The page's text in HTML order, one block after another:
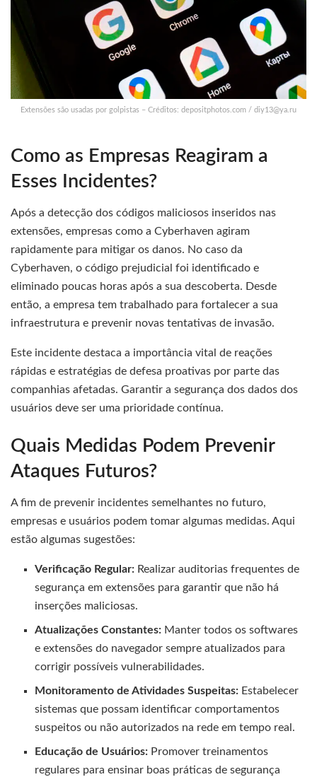
Extensões são usadas por golpistas – Créditos: depositphotos.com / diy13@ya.ru
Como as Empresas Reagiram a
Esses Incidentes?
Após a detecção dos códigos maliciosos inseridos nas
extensões, empresas como a Cyberhaven agiram
rapidamente para mitigar os danos. No caso da
Cyberhaven, o código prejudicial foi identificado e
eliminado poucas horas após a sua descoberta. Desde
então, a empresa tem trabalhado para fortalecer a sua
infraestrutura e prevenir novas tentativas de invasão.
Este incidente destaca a importância vital de reações
rápidas e estratégias de defesa proativas por parte das
companhias afetadas. Garantir a segurança dos dados dos
usuários deve ser uma prioridade contínua.
Quais Medidas Podem Prevenir
Ataques Futuros?
A fim de prevenir incidentes semelhantes no futuro,
empresas e usuários podem tomar algumas medidas. Aqui
estão algumas sugestões:
Verificação Regular: Realizar auditorias frequentes de
segurança em extensões para garantir que não há
inserções maliciosas.
Atualizações Constantes: Manter todos os softwares
e extensões do navegador sempre atualizados para
corrigir possíveis vulnerabilidades.
Monitoramento de Atividades Suspeitas: Estabelecer
sistemas que possam identificar comportamentos
suspeitos ou não autorizados na rede em tempo real.
Educação de Usuários: Promover treinamentos
regulares para ensinar boas práticas de segurança